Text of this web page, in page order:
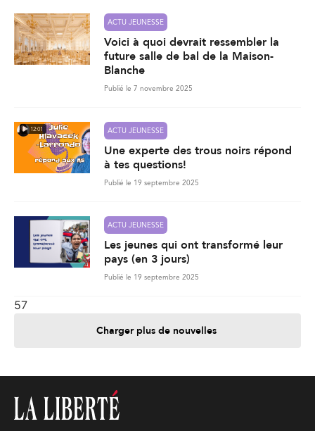
ACTU JEUNESSE
Voici à quoi devrait ressembler la
future salle de bal de la Maison-
Blanche
Publié le 7 novembre 2025
12:01 ACTU JEUNESSE
Une experte des trous noirs répond
à tes questions!
Publié le 19 septembre 2025
ACTU JEUNESSE
Les jeunes qui ont transformé leur
pays (en 3 jours)
Publié le 19 septembre 2025
57
Charger plus de nouvelles